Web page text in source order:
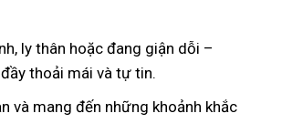
ly thân hoặc đang giận dỗi –
thoải mái và tự tin.
và mang đến những khoảnh khắc